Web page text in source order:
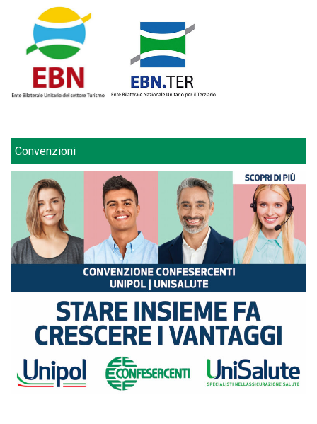
Convenzioni